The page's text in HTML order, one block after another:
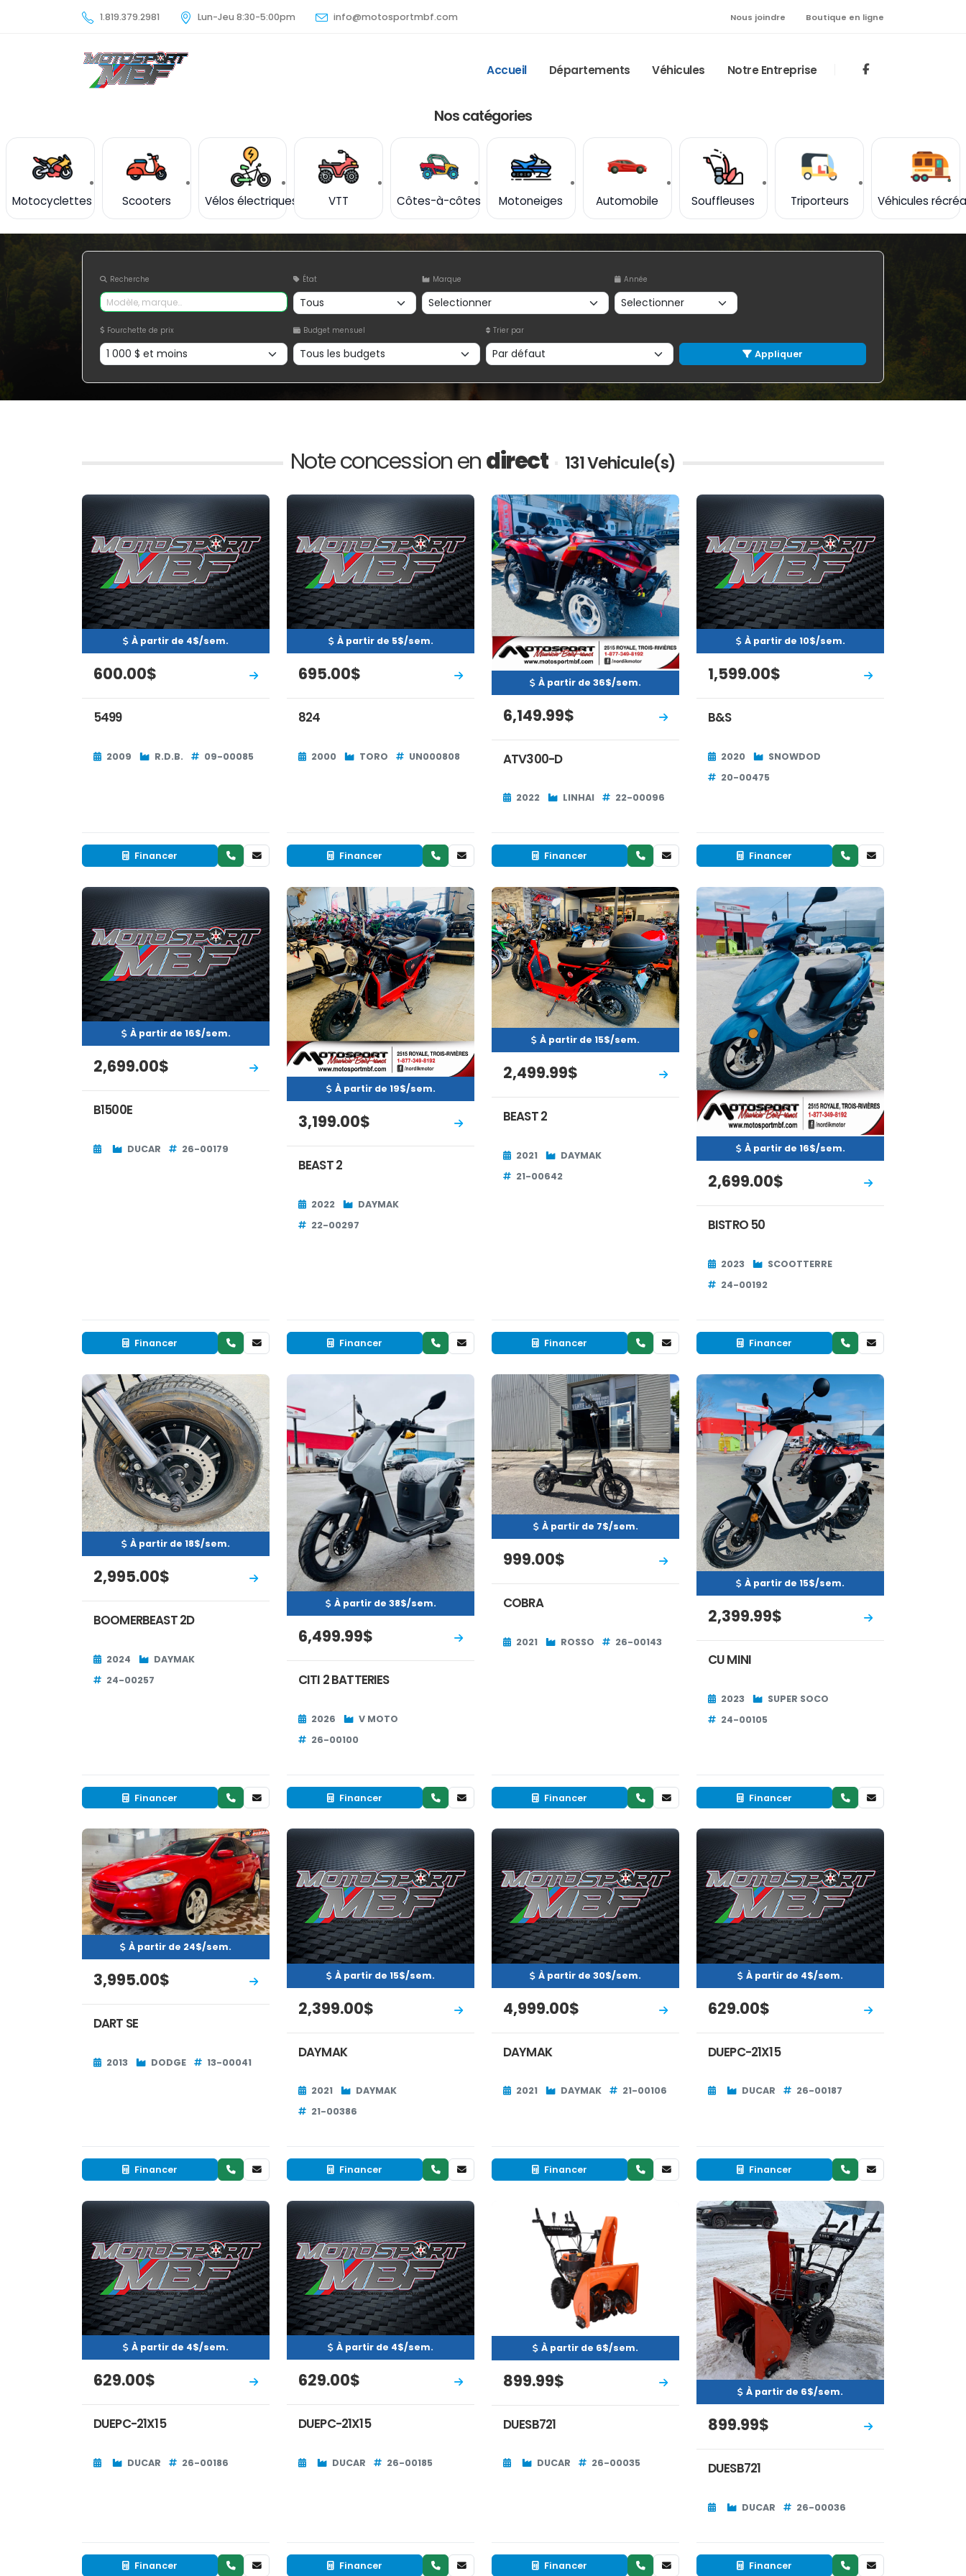
1.819.379.2981 Lun-Jeu 8:30-5:00pm info@motosportmbf.com Nous joindre Boutique en ligne
Accueil Départements Véhicules Notre Entreprise
Nos catégories
Motocyclettes Scooters Vélos électriques VTT Côtes-à-côtes Motoneiges Automobile Souffleuses Triporteurs Véhicules
Recherche État Marque Année
Fourchette de prix Budget mensuel Trier par
Appliquer
Note concession endirect 131 Vehicule(s)
EN INVENTAIREOccasion
À partir de 4$/sem.
600.00$
5499
2009 R.D.B. 09-00085
Financer
EN INVENTAIREOccasion
À partir de 5$/sem.
695.00$
824
2000 TORO UN000808
Financer
EN INVENTAIRE Neuf
À partir de 36$/sem.
6,149.99$
ATV300-D
2022 LINHAI 22-00096
Financer
EN INVENTAIRE Neuf
À partir de 10$/sem.
1,599.00$
B&S
2020
SNOWDOD
20-00475
Financer
EN INVENTAIRE Neuf
À partir de 16$/sem.
2,699.00$
B1500E
DUCAR 26-00179
Financer
RÉSERVÉ Occasion
À partir de 19$/sem.
3,199.00$
BEAST 2
2022
DAYMAK
22-00297
Financer
EN INVENTAIREOccasion
À partir de 15$/sem.
2,499.99$
BEAST 2
2021
DAYMAK
21-00642
Financer
EN INVENTAIRE Neuf
À partir de 16$/sem.
2,699.00$
BISTRO 50
2023
SCOOTTERRE
24-00192
Financer
EN INVENTAIREOccasion
À partir de 18$/sem.
2,995.00$
BOOMERBEAST 2D
2024
DAYMAK
24-00257
Financer
EN INVENTAIRE
À partir de 38$/sem.
6,499.99$
CITI 2 BATTERIES
2026
V MOTO
26-00100
Financer
EN INVENTAIRE Neuf
À partir de 7$/sem.
999.00$
COBRA
2021 ROSSO 26-00143
Financer
EN INVENTAIRE
À partir de 15$/sem.
2,399.99$
CU MINI
2023
SUPER SOCO
24-00105
Financer
RÉSERVÉ Occasion
À partir de 24$/sem.
3,995.00$
DART SE
2013 DODGE 13-00041
Financer
EN INVENTAIRE Neuf
À partir de 15$/sem.
2,399.00$
DAYMAK
2021
DAYMAK
21-00386
Financer
EN INVENTAIRE Neuf
À partir de 30$/sem.
4,999.00$
DAYMAK
2021 DAYMAK 21-00106
Financer
EN INVENTAIRE Neuf
À partir de 4$/sem.
629.00$
DUEPC-21X15
DUCAR 26-00187
Financer
Neuf
À partir de 4$/sem.
629.00$
DUEPC-21X15
DUCAR 26-00186
Financer
Neuf
À partir de 4$/sem.
629.00$
DUEPC-21X15
DUCAR 26-00185
Financer
RÉSERVÉ
À partir de 6$/sem.
899.99$
DUESB721
DUCAR 26-00035
Financer
EN INVENTAIRE Neuf
À partir de 6$/sem.
899.99$
DUESB721
DUCAR 26-00036
Financer